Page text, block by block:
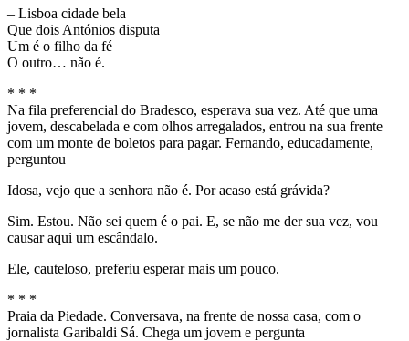
– Lisboa cidade bela
Que dois Antónios disputa
Um é o filho da fé
O outro… não é.
* * *
Na fila preferencial do Bradesco, esperava sua vez. Até que uma
jovem, descabelada e com olhos arregalados, entrou na sua frente
com um monte de boletos para pagar. Fernando, educadamente,
perguntou
Idosa, vejo que a senhora não é. Por acaso está grávida?
Sim. Estou. Não sei quem é o pai. E, se não me der sua vez, vou
causar aqui um escândalo.
Ele, cauteloso, preferiu esperar mais um pouco.
* * *
Praia da Piedade. Conversava, na frente de nossa casa, com o
jornalista Garibaldi Sá. Chega um jovem e pergunta